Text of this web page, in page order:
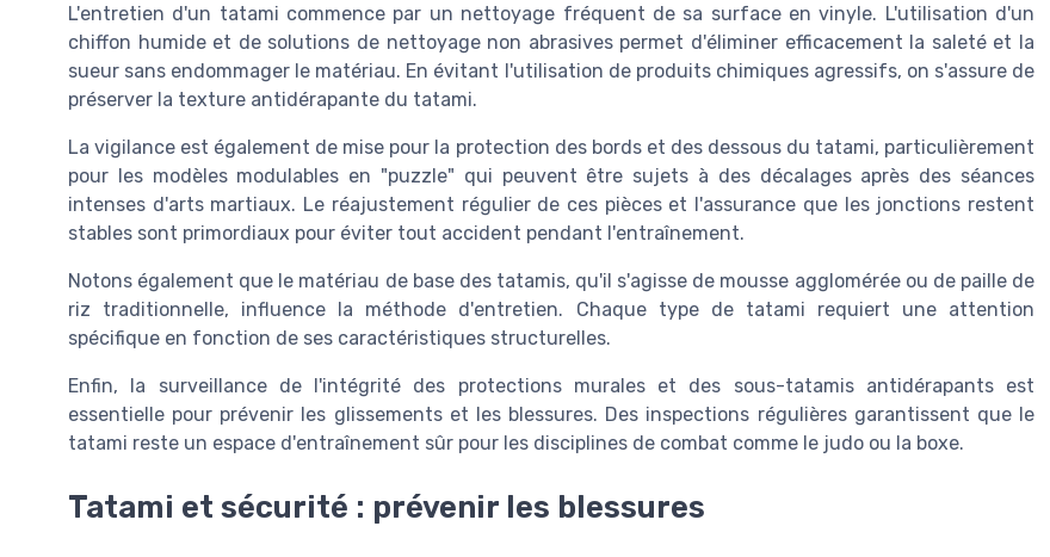
L'entretien d'un tatami commence par un nettoyage fréquent de sa surface en vinyle. L'utilisation d'un
chiffon humide et de solutions de nettoyage non abrasives permet d'éliminer efficacement la saleté et la
sueur sans endommager le matériau. En évitant l'utilisation de produits chimiques agressifs, on s'assure de
préserver la texture antidérapante du tatami.
La vigilance est également de mise pour la protection des bords et des dessous du tatami, particulièrement
pour les modèles modulables en "puzzle" qui peuvent être sujets à des décalages après des séances
intenses d'arts martiaux. Le réajustement régulier de ces pièces et l'assurance que les jonctions restent
stables sont primordiaux pour éviter tout accident pendant l'entraînement.
Notons également que le matériau de base des tatamis, qu'il s'agisse de mousse agglomérée ou de paille de
riz traditionnelle, influence la méthode d'entretien. Chaque type de tatami requiert une attention
spécifique en fonction de ses caractéristiques structurelles.
Enfin, la surveillance de l'intégrité des protections murales et des sous-tatamis antidérapants est
essentielle pour prévenir les glissements et les blessures. Des inspections régulières garantissent que le
tatami reste un espace d'entraînement sûr pour les disciplines de combat comme le judo ou la boxe.
Tatami et sécurité : prévenir les blessures